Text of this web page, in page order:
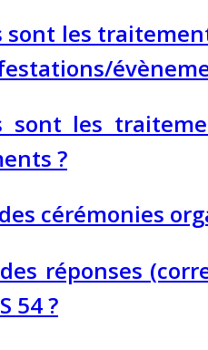
sont les
sont les
?
cérémonies
réponses
54 ?